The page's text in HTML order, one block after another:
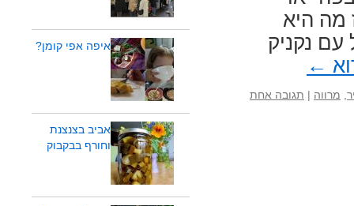
מה היא
נקניק
←
מרווה | תגובה אחת
איפה אפי קומן?
אביב בצנצנת
וחורף בבקבוק